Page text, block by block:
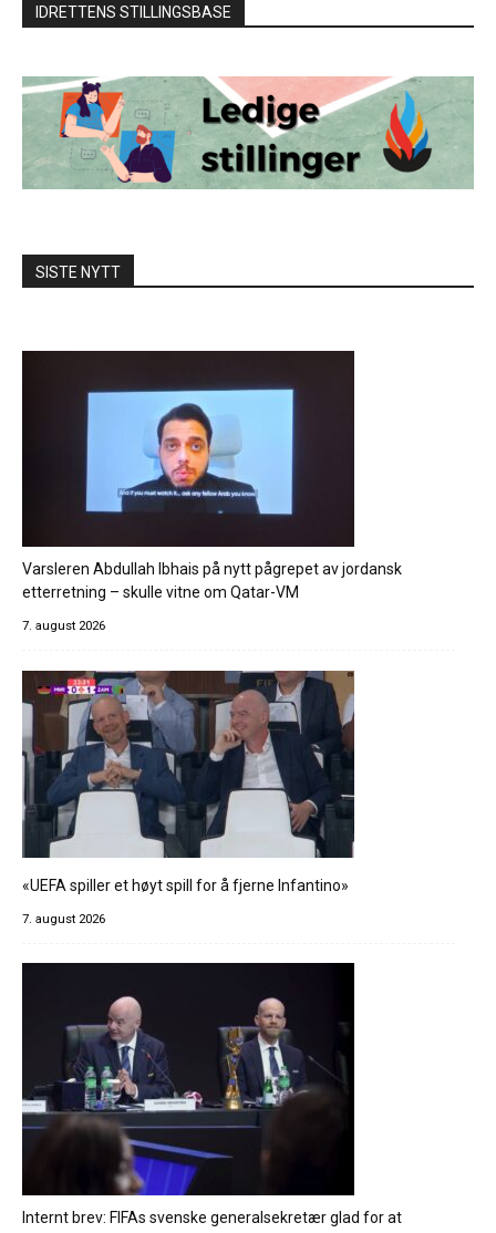
IDRETTENS STILLINGSBASE
SISTE NYTT
Varsleren Abdullah Ibhais på nytt pågrepet av jordansk
etterretning – skulle vitne om Qatar-VM
7. august 2026
«UEFA spiller et høyt spill for å fjerne Infantino»
7. august 2026
Internt brev: FIFAs svenske generalsekretær glad for at